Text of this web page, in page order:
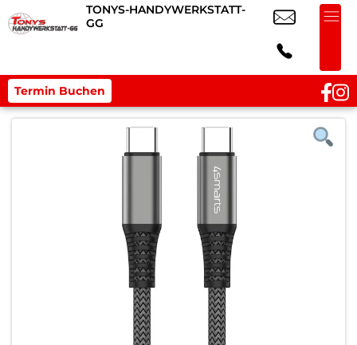
TONYS-HANDYWERKSTATT-
GG
Termin Buchen